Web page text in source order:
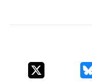
Deel dit item op